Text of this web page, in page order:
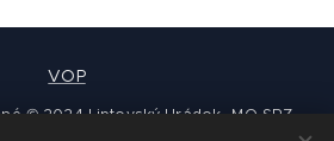
VOP
© 2024 Liptovský Hrádok -MO SRZ-